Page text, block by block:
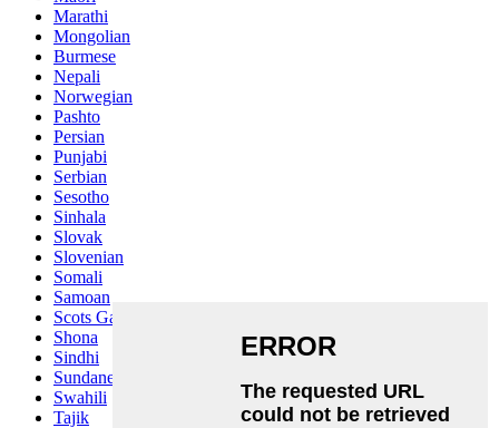
Marathi
Mongolian
Burmese
Nepali
Norwegian
Pashto
Persian
Punjabi
Serbian
Sesotho
Sinhala
Slovak
Slovenian
Somali
Samoan
Scots Gaelic
Shona
Sindhi
Sundanese
Swahili
Tajik